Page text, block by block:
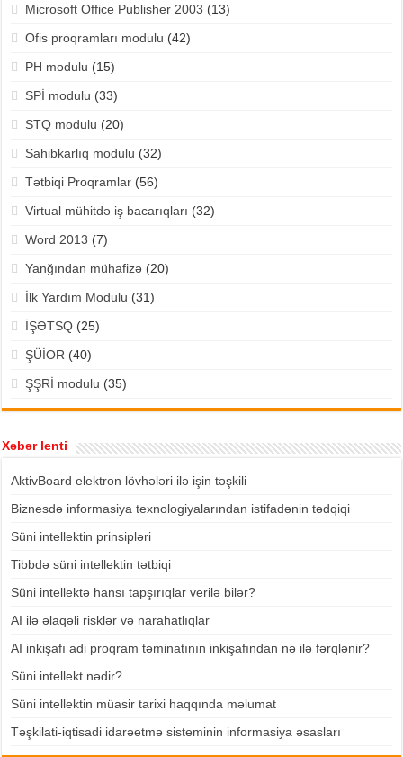
Microsoft Office Publisher 2003 (13)
Ofis proqramları modulu (42)
PH modulu (15)
SPİ modulu (33)
STQ modulu (20)
Sahibkarlıq modulu (32)
Tətbiqi Proqramlar(56)
Virtual mühitdə iş bacarıqları (32)
Word 2013 (7)
Yanğından mühafizə(20)
İlk Yardım Modulu (31)
İŞƏTSQ(25)
ŞÜİOR (40)
ŞŞRİ modulu (35)
Xəbər lenti
AktivBoard elektron lövhələri ilə işin təşkili
Biznesdə informasiya texnologiyalarından istifadənin tədqiqi
Süni intellektin prinsipləri
Tibbdə süni intellektin tətbiqi
Süni intellektə hansı tapşırıqlar verilə bilər?
AI ilə əlaqəli risklər və narahatlıqlar
AI inkişafı adi proqram təminatının inkişafından nə ilə fərqlənir?
Süni intellekt nədir?
Süni intellektin müasir tarixi haqqında məlumat
Təşkilati-iqtisadi idarəetmə sisteminin informasiya əsasları